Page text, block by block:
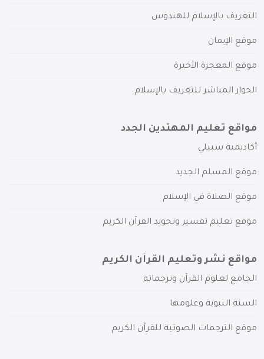
التعريف بالإسلام للهندوس
موقع الإيمان
موقع المعجزة الأخيرة
الحوار المباشر للتعريف بالإسلام
مواقع تعليم المهتدين الجدد
أكاديمية سبيلي
موقع المسلم الجديد
موقع الصلاة في الإسلام
موقع تعليم تفسير وتجويد القرآن الكريم
مواقع نشر وتعليم القرآن الكريم
الجامع لعلوم القرآن وترجماته
السنة النبوية وعلومها
موقع الترجمات الصوتية للقرآن الكريم